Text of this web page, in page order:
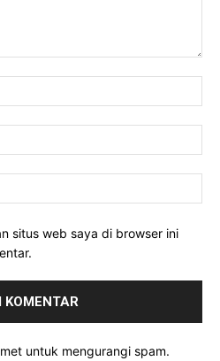
situs web saya di browser ini
untuk mengurangi spam.